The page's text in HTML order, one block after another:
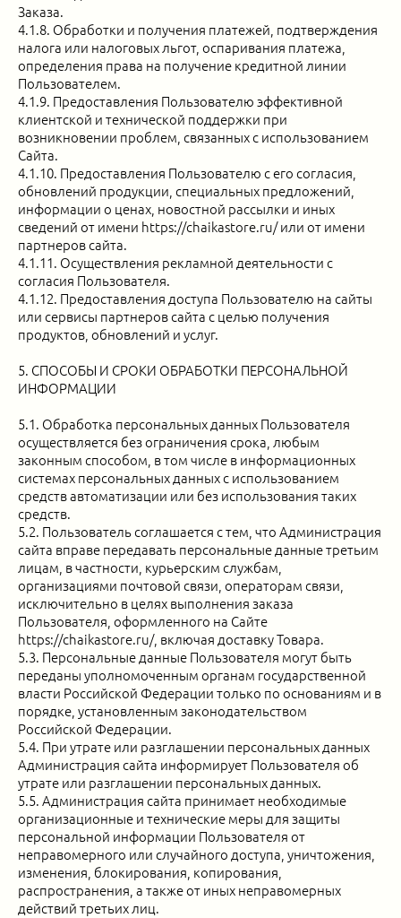
Заказа.
4.1.8. Обработки и получения платежей, подтверждения
налога или налоговых льгот, оспаривания платежа,
определения права на получение кредитной линии
Пользователем.
4.1.9. Предоставления Пользователю эффективной
клиентской и технической поддержки при
возникновении проблем, связанных с использованием
Сайта.
4.1.10. Предоставления Пользователю с его согласия,
обновлений продукции, специальных предложений,
информации о ценах, новостной рассылки и иных
сведений от имени https://chaikastore.ru/ или от имени
партнеров сайта.
4.1.11. Осуществления рекламной деятельности с
согласия Пользователя.
4.1.12. Предоставления доступа Пользователю на сайты
или сервисы партнеров сайта с целью получения
продуктов, обновлений и услуг.
5. СПОСОБЫ И СРОКИ ОБРАБОТКИ ПЕРСОНАЛЬНОЙ
ИНФОРМАЦИИ
5.1. Обработка персональных данных Пользователя
осуществляется без ограничения срока, любым
законным способом, в том числе в информационных
системах персональных данных с использованием
средств автоматизации или без использования таких
средств.
5.2. Пользователь соглашается с тем, что Администрация
сайта вправе передавать персональные данные третьим
лицам, в частности, курьерским службам,
организациями почтовой связи, операторам связи,
исключительно в целях выполнения заказа
Пользователя, оформленного на Сайте
https://chaikastore.ru/, включая доставку Товара.
5.3. Персональные данные Пользователя могут быть
переданы уполномоченным органам государственной
власти Российской Федерации только по основаниям и в
порядке, установленным законодательством
Российской Федерации.
5.4. При утрате или разглашении персональных данных
Администрация сайта информирует Пользователя об
утрате или разглашении персональных данных.
5.5. Администрация сайта принимает необходимые
организационные и технические меры для защиты
персональной информации Пользователя от
неправомерного или случайного доступа, уничтожения,
изменения, блокирования, копирования,
распространения, а также от иных неправомерных
действий третьих лиц.